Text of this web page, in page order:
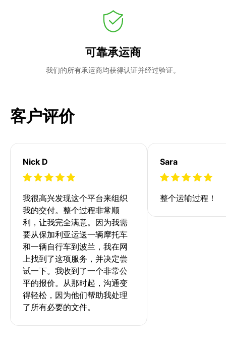
可靠承运商
我们的所有承运商均获得认证并经过验证。
客户评价
Nick D
我很高兴发现这个平台来组织
我的交付。整个过程非常顺
利，让我完全满意。因为我需
要从保加利亚运送一辆摩托车
和一辆自行车到波兰，我在网
上找到了这项服务，并决定尝
试一下。我收到了一个非常公
平的报价。从那时起，沟通变
得轻松，因为他们帮助我处理
了所有必要的文件。
Sara
整个运输过程！